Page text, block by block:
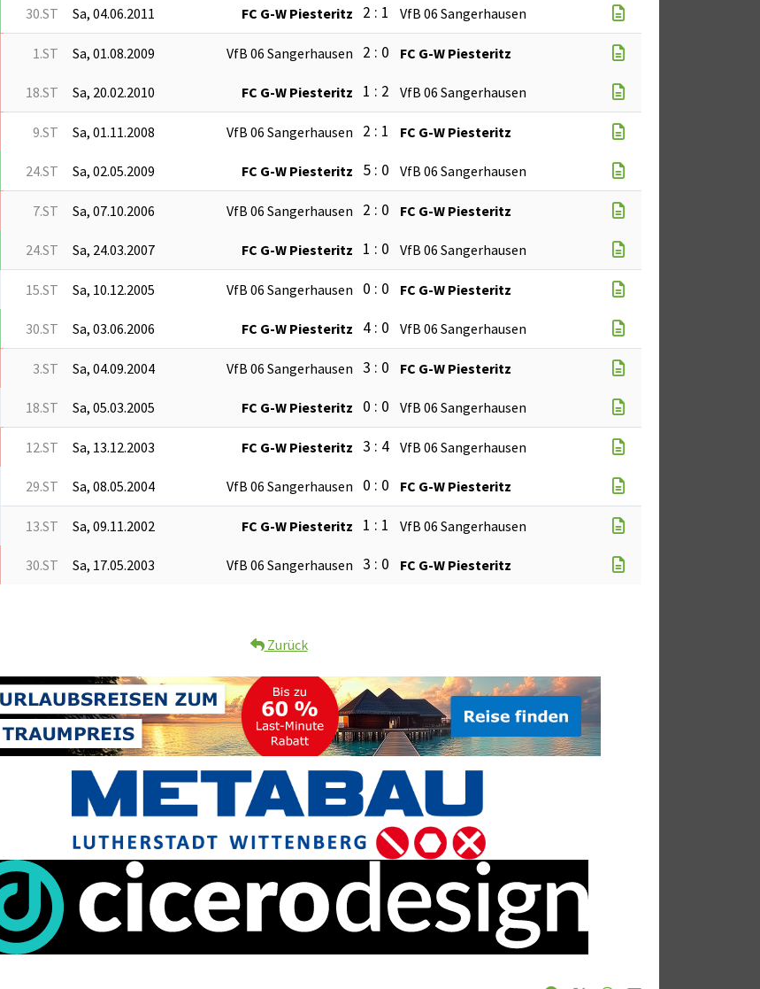
30.ST Sa, 04.06.2011 FC G-W Piesteritz 2 : 1 VfB 06 Sangerhausen
1.ST Sa, 01.08.2009 VfB 06 Sangerhausen 2 : 0 FC G-W Piesteritz
18.ST Sa, 20.02.2010 FC G-W Piesteritz 1 : 2 VfB 06 Sangerhausen
9.ST Sa, 01.11.2008 VfB 06 Sangerhausen 2 : 1 FC G-W Piesteritz
24.ST Sa, 02.05.2009 FC G-W Piesteritz 5 : 0 VfB 06 Sangerhausen
7.ST Sa, 07.10.2006 VfB 06 Sangerhausen 2 : 0 FC G-W Piesteritz
24.ST Sa, 24.03.2007 FC G-W Piesteritz 1 : 0 VfB 06 Sangerhausen
15.ST Sa, 10.12.2005 VfB 06 Sangerhausen 0 : 0 FC G-W Piesteritz
30.ST Sa, 03.06.2006 FC G-W Piesteritz 4 : 0 VfB 06 Sangerhausen
3.ST Sa, 04.09.2004 VfB 06 Sangerhausen 3 : 0 FC G-W Piesteritz
18.ST Sa, 05.03.2005 FC G-W Piesteritz 0 : 0 VfB 06 Sangerhausen
12.ST Sa, 13.12.2003 FC G-W Piesteritz 3 : 4 VfB 06 Sangerhausen
29.ST Sa, 08.05.2004 VfB 06 Sangerhausen 0 : 0 FC G-W Piesteritz
13.ST Sa, 09.11.2002 FC G-W Piesteritz 1 : 1 VfB 06 Sangerhausen
30.ST Sa, 17.05.2003 VfB 06 Sangerhausen 3 : 0 FC G-W Piesteritz
Zurück